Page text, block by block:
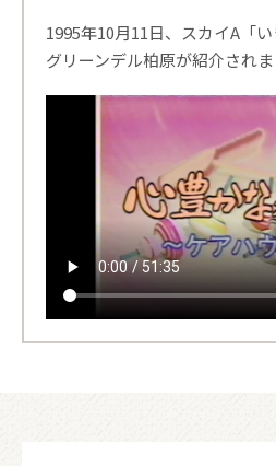
1995年10月11日、スカイA「い
グリーンデル柏原が紹介されま